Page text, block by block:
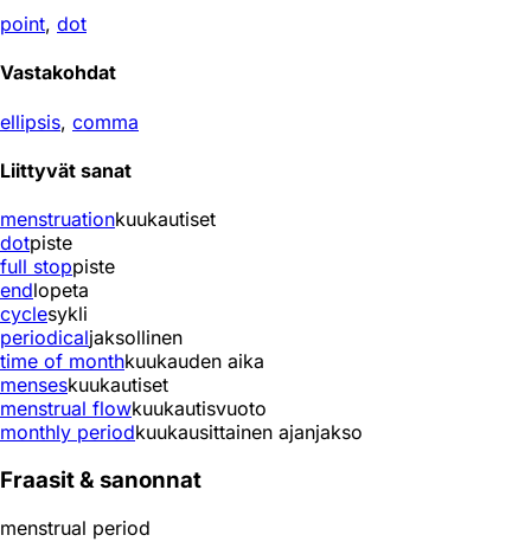
point, dot
Vastakohdat
ellipsis, comma
Liittyvät sanat
menstruationkuukautiset
dotpiste
full stoppiste
endlopeta
cyclesykli
periodicaljaksollinen
time of monthkuukauden aika
menseskuukautiset
menstrual flowkuukautisvuoto
monthly periodkuukausittainen ajanjakso
Fraasit & sanonnat
menstrual period